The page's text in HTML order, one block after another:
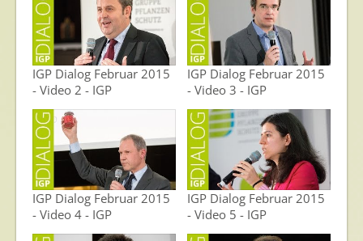
IGP Dialog Februar 2015
- Video 2 - IGP
IGP Dialog Februar 2015
- Video 3 - IGP
IGP Dialog Februar 2015
- Video 4 - IGP
IGP Dialog Februar 2015
- Video 5 - IGP